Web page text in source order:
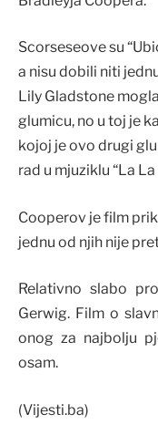
Scorseseove su
a nisu dobili niti
Lily Gladstone
glumicu, no u toj je
kojoj je ovo drugi
rad u mjuziklu “La La
Cooperov je film
jednu od njih nije
Relativno slabo
Gerwig. Film o
onog za najbolju
osam.
(Vijesti.ba)